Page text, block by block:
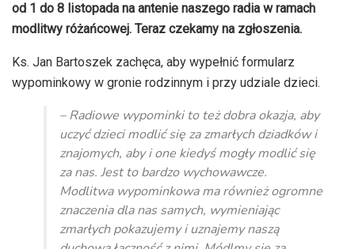
od 1 do 8 listopada na antenie naszego radia w ramach
modlitwy różańcowej. Teraz czekamy na zgłoszenia.
Ks. Jan Bartoszek zachęca, aby wypełnić formularz
wypominkowy w gronie rodzinnym i przy udziale dzieci.
– Radiowe wypominki to też dobra okazja, aby
uczyć dzieci modlić się za zmarłych dziadków i
znajomych, aby i one kiedyś mogły modlić się
za nas. Jest to bardzo wychowawcze.
Modlitwa wypominkowa ma również ogromne
znaczenia dla nas samych, wymieniając
zmarłych pokazujemy i uznajemy naszą